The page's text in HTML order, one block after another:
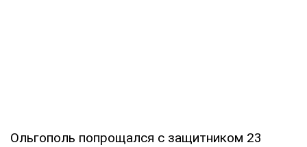
Ольгополь попрощался с защитником 23